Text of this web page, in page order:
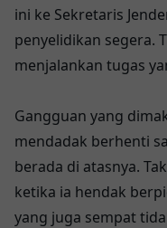
ini ke Sekretaris
penyelidikan segera.
menjalankan tugas
Gangguan yang
mendadak berhenti
berada di atasnya.
ketika ia hendak
yang juga sempat